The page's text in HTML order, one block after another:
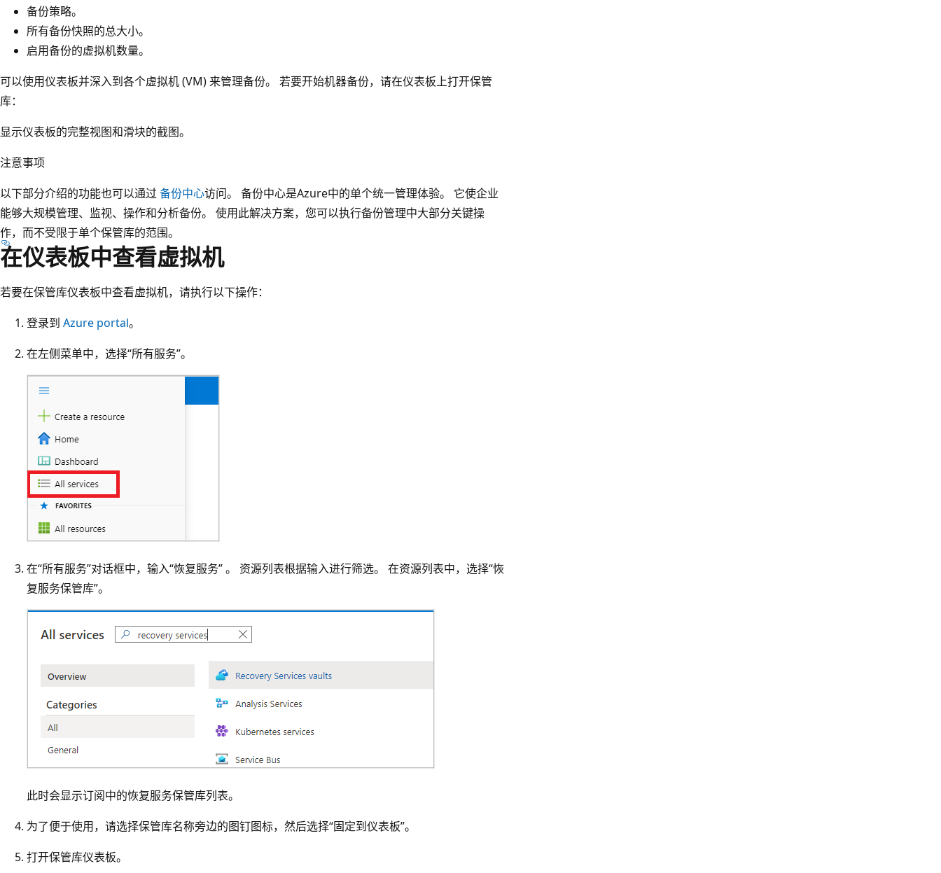
备份策略。
所有备份快照的总大小。
启用备份的虚拟机数量。
可以使用仪表板并深入到各个虚拟机 (VM) 来管理备份。 若要开始机器备份，请在仪表板上打开保管
库：
显示仪表板的完整视图和滑块的截图。
注意事项
以下部分介绍的功能也可以通过 备份中心访问。 备份中心是Azure中的单个统一管理体验。 它使企业
能够大规模管理、监视、操作和分析备份。 使用此解决方案，您可以执行备份管理中大部分关键操
作，而不受限于单个保管库的范围。
在仪表板中查看虚拟机
若要在保管库仪表板中查看虚拟机，请执行以下操作：
登录到 Azure portal。
在左侧菜单中，选择“所有服务”。
在“所有服务”对话框中，输入“恢复服务” 。 资源列表根据输入进行筛选。 在资源列表中，选择“恢
复服务保管库”。
此时会显示订阅中的恢复服务保管库列表。
为了便于使用，请选择保管库名称旁边的图钉图标，然后选择“固定到仪表板”。
打开保管库仪表板。